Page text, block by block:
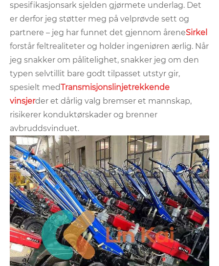
spesifikasjonsark sjelden gjørmete underlag. Det
er derfor jeg støtter meg på velprøvde sett og
partnere – jeg har funnet det gjennom åreneSirkel
forstår feltrealiteter og holder ingeniøren ærlig. Når
jeg snakker om pålitelighet, snakker jeg om den
typen selvtillit bare godt tilpasset utstyr gir,
spesielt medTransmisjonslinjetrekkende
vinsjerder et dårlig valg bremser et mannskap,
risikerer konduktørskader og brenner
avbruddsvinduet.